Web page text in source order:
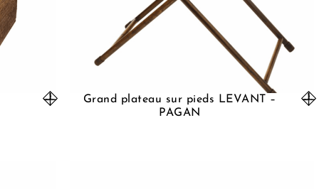
Grand plateau sur pieds LEVANT –
PAGAN